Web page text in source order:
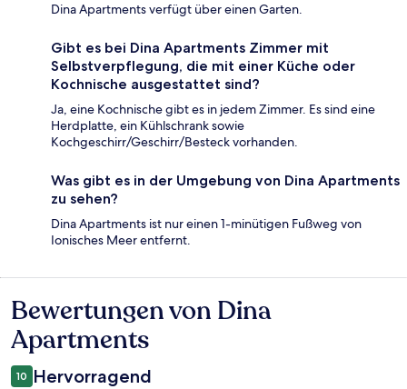
Dina Apartments verfügt über einen Garten.
Gibt es bei Dina Apartments Zimmer mit
Selbstverpflegung, die mit einer Küche oder
Kochnische ausgestattet sind?
Ja, eine Kochnische gibt es in jedem Zimmer. Es sind eine
Herdplatte, ein Kühlschrank sowie
Kochgeschirr/Geschirr/Besteck vorhanden.
Was gibt es in der Umgebung von Dina Apartments
zu sehen?
Dina Apartments ist nur einen 1-minütigen Fußweg von
Ionisches Meer entfernt.
Bewertungen
Bewertungen von Dina
Apartments
10 Hervorragend